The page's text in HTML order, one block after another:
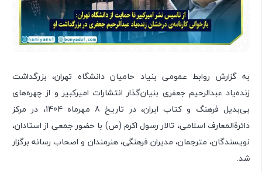
به گزارش روابط عمومی بنیاد حامیان دانشگاه تهران، بزرگداشت
زنده‌یاد عبدالرحیم جعفری بنیان‌گذار انتشارات امیرکبیر و از چهره‌های
بی‌بدیل فرهنگ و کتاب ایران، در تاریخ 8 مهرماه 1404، در مرکز
دائرةالمعارف اسلامی، تالار رسول اکرم (ص) با حضور جمعی از استادان،
نویسندگان، مترجمان، مدیران فرهنگی، هنرمندان و اصحاب رسانه برگزار
شد.